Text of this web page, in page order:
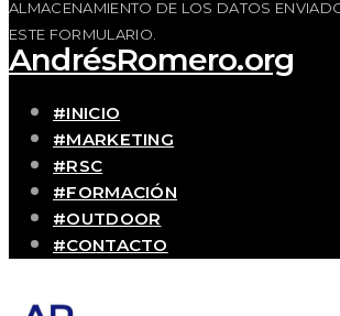
ALMACENAMIENTO DE LOS DATOS
ESTE FORMULARIO.
AndrésRomero.org
#INICIO
#MARKETING
#RSC
#FORMACIÓN
#OUTDOOR
#CONTACTO